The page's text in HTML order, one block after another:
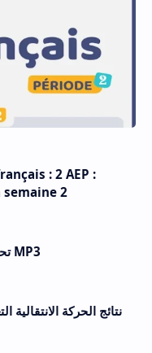
: 2 AEP :
semaine 2
تحميل النشيد الوطني المغربي بصيغة MP3
نتائج الحركة الانتقالية